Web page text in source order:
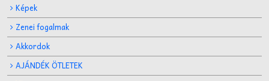
Képek
Zenei fogalmak
Akkordok
AJÁNDÉK ÖTLETEK